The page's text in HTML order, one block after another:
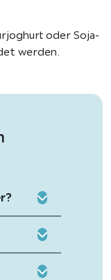
oder Soja-
werden.